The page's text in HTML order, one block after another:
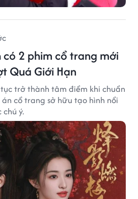
có 2 phim cổ trang mới
Quá Giới Hạn
trở thành tâm điểm khi chuẩn
cổ trang sở hữu tạo hình nổi
ý.